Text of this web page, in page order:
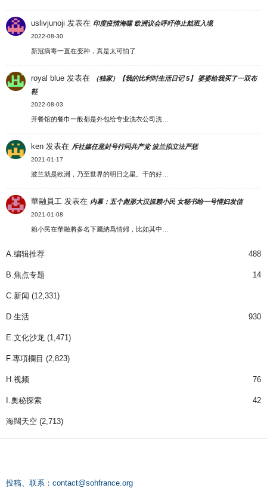
uslivjunoji 发表在 印度疫情海啸 欧洲议会呼吁停止航班入境
2022-08-30
新冠病毒一直在变种，真是太可怕了
royal blue 发表在
（独家）【我的比利时生活日记 5】 婆婆给我买了一双布
鞋
2022-08-03
开餐馆的餐巾一般都是外包给专业洗衣公司洗…
ken 发表在 斥社媒任意封号行同共产党 波兰拟立法严惩
2021-01-17
波兰就是欧洲，乃至世界的明日之星。干的好…
華融員工 发表在 内幕：五个彪形大汉抓赖小民 女秘书给一号情妇发信
2021-01-08
賴小民在華融將多名下屬納爲情婦，比如其中…
A.编辑推荐 488
B.焦点专题 14
C.新闻 (12,331)
D.生活 930
E.文化沙龙 (1,471)
F.專項欄目 (2,823)
H.视频 76
I.奧秘探索 42
海闊天空 (2,713)
投稿、联系： contact@sohfrance.org